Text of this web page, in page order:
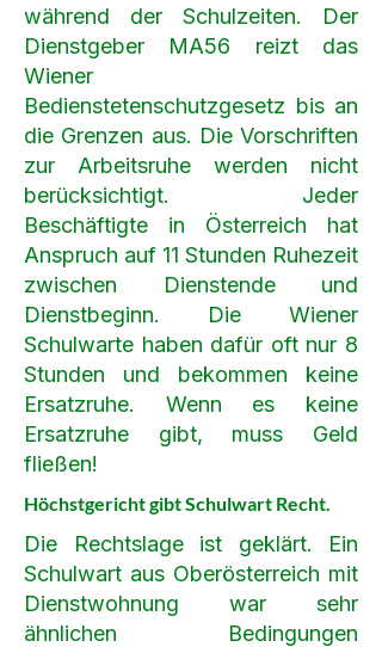
während der Schulzeiten. Der
Dienstgeber MA56 reizt das
Wiener
Bedienstetenschutzgesetz bis an
die Grenzen aus. Die Vorschriften
zur Arbeitsruhe werden nicht
berücksichtigt. Jeder
Beschäftigte in Österreich hat
Anspruch auf 11 Stunden Ruhezeit
zwischen Dienstende und
Dienstbeginn. Die Wiener
Schulwarte haben dafür oft nur 8
Stunden und bekommen keine
Ersatzruhe. Wenn es keine
Ersatzruhe gibt, muss Geld
fließen!
Höchstgericht gibt Schulwart Recht.
Die Rechtslage ist geklärt. Ein
Schulwart aus Oberösterreich mit
Dienstwohnung war sehr
ähnlichen Bedingungen